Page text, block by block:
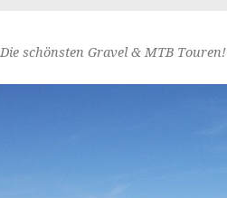
Die schönsten Gravel & MTB Touren!